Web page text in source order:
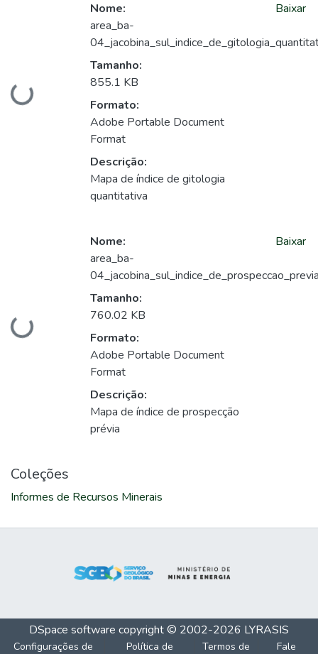
Carregando...
Nome:
area_ba-
Tamanho:
855.1 KB
Formato:
Adobe Portable Document
Format
Descrição:
Mapa de índice de gitologia
quantitativa
Baixar
Carregando...
Nome:
area_ba-
Tamanho:
760.02 KB
Formato:
Adobe Portable Document
Format
Descrição:
Mapa de índice de prospecção
prévia
Baixar
Coleções
Informes de Recursos Minerais
DSpace software copyright © 2002-2026 LYRASIS
Configurações de Política de Termos de Fale